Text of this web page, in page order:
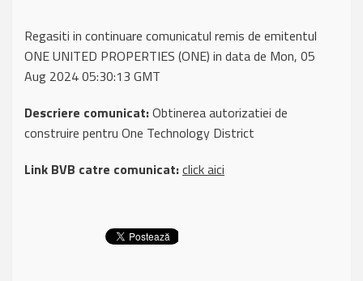
Regasiti in continuare comunicatul remis de emitentul
ONE UNITED PROPERTIES (ONE) in data de Mon, 05
Aug 2024 05:30:13 GMT
Descriere comunicat:Obtinerea autorizatiei de
construire pentru One Technology District
Link BVB catre comunicat:click aici